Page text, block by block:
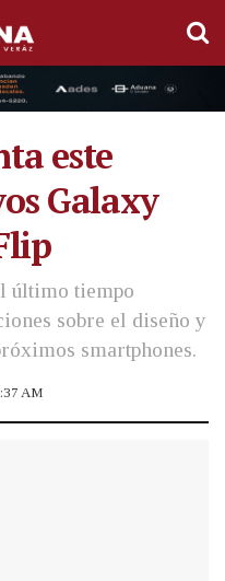
este
Galaxy
último tiempo
sobre el diseño y
smartphones.
AM